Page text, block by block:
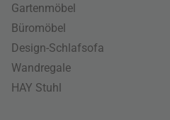
Gartenmöbel
Büromöbel
Design-Schlafsofa
Wandregale
HAY Stuhl